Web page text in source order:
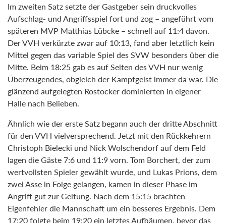
Im zweiten Satz setzte der Gastgeber sein druckvolles
Aufschlag- und Angriffsspiel fort und zog – angeführt vom
späteren MVP Matthias Lübcke – schnell auf 11:4 davon.
Der VVH verkürzte zwar auf 10:13, fand aber letztlich kein
Mittel gegen das variable Spiel des SVW besonders über die
Mitte. Beim 18:25 gab es auf Seiten des VVH nur wenig
Überzeugendes, obgleich der Kampfgeist immer da war. Die
glänzend aufgelegten Rostocker dominierten in eigener
Halle nach Belieben.
Ähnlich wie der erste Satz begann auch der dritte Abschnitt
für den VVH vielversprechend. Jetzt mit den Rückkehrern
Christoph Bielecki und Nick Wolschendorf auf dem Feld
lagen die Gäste 7:6 und 11:9 vorn. Tom Borchert, der zum
wertvollsten Spieler gewählt wurde, und Lukas Prions, dem
zwei Asse in Folge gelangen, kamen in dieser Phase im
Angriff gut zur Geltung. Nach dem 15:15 brachten
Eigenfehler die Mannschaft um ein besseres Ergebnis. Dem
17:20 folgte beim 19:20 ein letztes Aufbäumen, bevor das